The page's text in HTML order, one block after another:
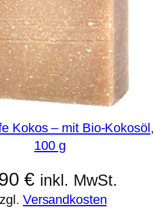
Kokos – mit Bio-Kokosöl,
100 g
€ inkl. MwSt.
Versandkosten